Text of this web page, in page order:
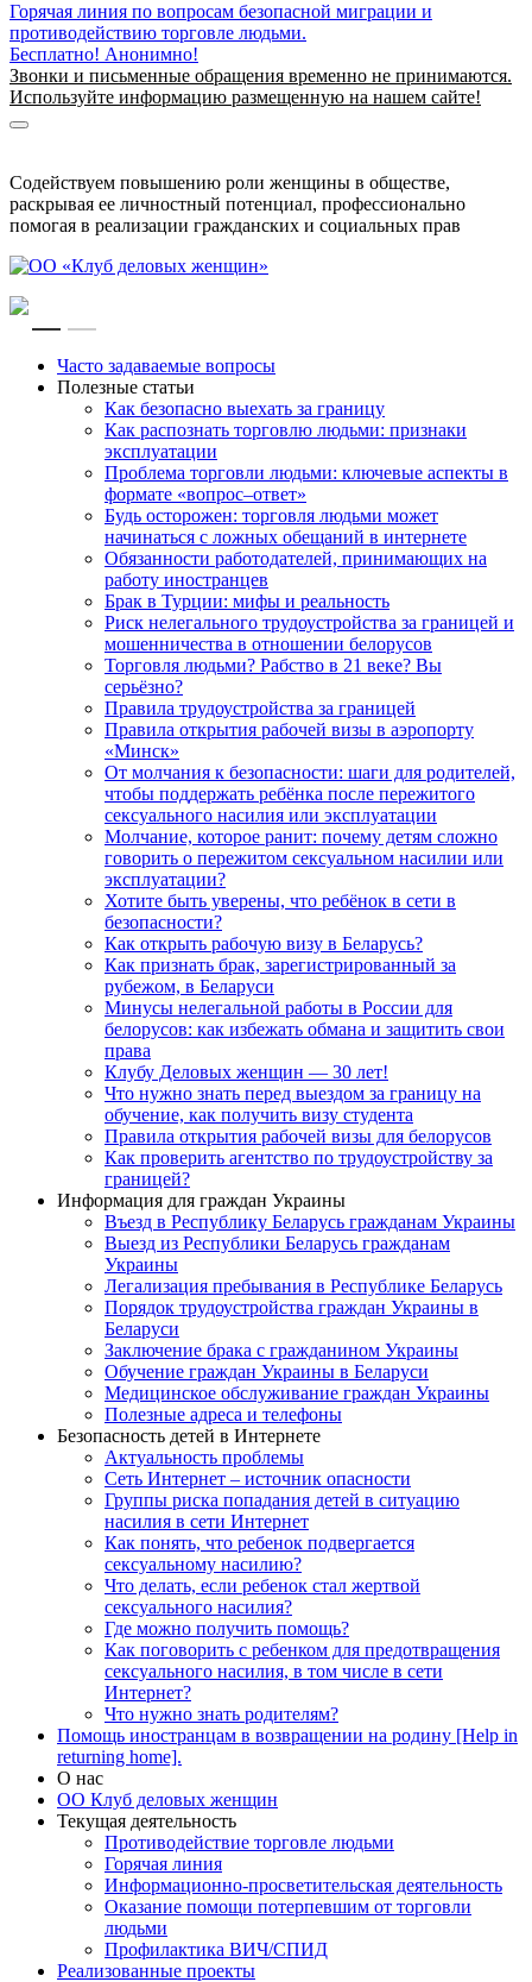
Горячая линия по вопросам безопасной миграции и
противодействию торговле людьми.
Бесплатно! Анонимно!
Звонки и письменные обращения временно не принимаются.
Используйте информацию размещенную на нашем сайте!
Содействуем повышению роли женщины в обществе,
раскрывая ее личностный потенциал, профессионально
помогая в реализации гражданских и социальных прав
RUEN
Часто задаваемые вопросы
Полезные статьи
Как безопасно выехать за границу
Как распознать торговлю людьми: признаки
эксплуатации
Проблема торговли людьми: ключевые аспекты в
формате «вопрос–ответ»
Будь осторожен: торговля людьми может
начинаться с ложных обещаний в интернете
Обязанности работодателей, принимающих на
работу иностранцев
Брак в Турции: мифы и реальность
Риск нелегального трудоустройства за границей и
мошенничества в отношении белорусов
Торговля людьми? Рабство в 21 веке? Вы
серьёзно?
Правила трудоустройства за границей
Правила открытия рабочей визы в аэропорту
«Минск»
От молчания к безопасности: шаги для родителей,
чтобы поддержать ребёнка после пережитого
сексуального насилия или эксплуатации
Молчание, которое ранит: почему детям сложно
говорить о пережитом сексуальном насилии или
эксплуатации?
Хотите быть уверены, что ребёнок в сети в
безопасности?
Как открыть рабочую визу в Беларусь?
Как признать брак, зарегистрированный за
рубежом, в Беларуси
Минусы нелегальной работы в России для
белорусов: как избежать обмана и защитить свои
права
Клубу Деловых женщин — 30 лет!
Что нужно знать перед выездом за границу на
обучение, как получить визу студента
Правила открытия рабочей визы для белорусов
Как проверить агентство по трудоустройству за
границей?
Информация для граждан Украины
Въезд в Республику Беларусь гражданам Украины
Выезд из Республики Беларусь гражданам
Украины
Легализация пребывания в Республике Беларусь
Порядок трудоустройства граждан Украины в
Беларуси
Заключение брака с гражданином Украины
Обучение граждан Украины в Беларуси
Медицинское обслуживание граждан Украины
Полезные адреса и телефоны
Безопасность детей в Интернете
Актуальность проблемы
Сеть Интернет – источник опасности
Группы риска попадания детей в ситуацию
насилия в сети Интернет
Как понять, что ребенок подвергается
сексуальному насилию?
Что делать, если ребенок стал жертвой
сексуального насилия?
Где можно получить помощь?
Как поговорить с ребенком для предотвращения
сексуального насилия, в том числе в сети
Интернет?
Что нужно знать родителям?
Помощь иностранцам в возвращении на родину [Help in
returning home].
О нас
ОО Клуб деловых женщин
Текущая деятельность
Противодействие торговле людьми
Горячая линия
Информационно-просветительская деятельность
Оказание помощи потерпевшим от торговли
людьми
Профилактика ВИЧ/СПИД
Реализованные проекты